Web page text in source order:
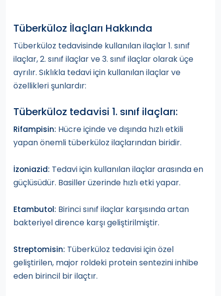
Tüberküloz İlaçları Hakkında
Tüberküloz tedavisinde kullanılan ilaçlar 1. sınıf
ilaçlar, 2. sınıf ilaçlar ve 3. sınıf ilaçlar olarak üçe
ayrılır. Sıklıkla tedavi için kullanılan ilaçlar ve
özellikleri şunlardır:
Tüberküloz tedavisi 1. sınıf ilaçları:
Rifampisin: Hücre içinde ve dışında hızlı etkili
yapan önemli tüberküloz ilaçlarından biridir.
İzoniazid: Tedavi için kullanılan ilaçlar arasında en
güçlüsüdür. Basiller üzerinde hızlı etki yapar.
Etambutol: Birinci sınıf ilaçlar karşısında artan
bakteriyel dirence karşı geliştirilmiştir.
Streptomisin: Tüberküloz tedavisi için özel
geliştirilen, major roldeki protein sentezini inhibe
eden birincil bir ilaçtır.